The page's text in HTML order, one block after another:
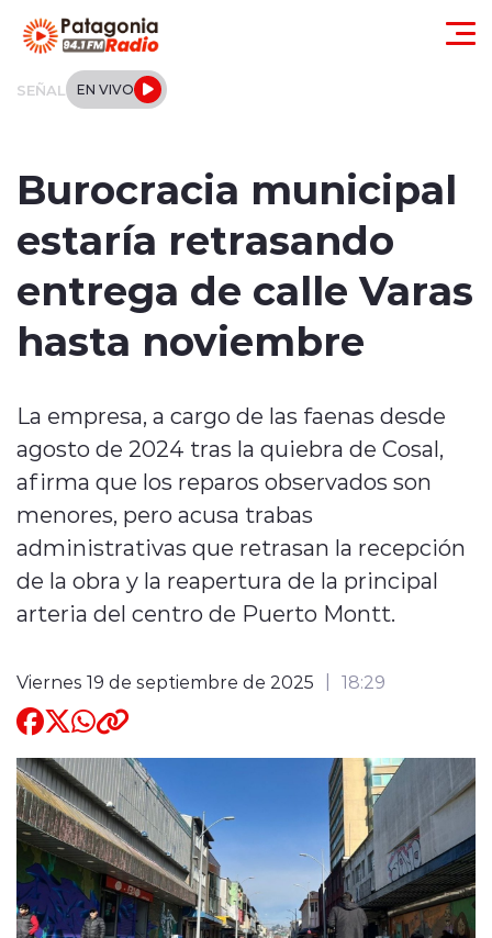
SEÑAL EN VIVO
Tendencias
Deportes
Entrevistas
Quienes Somos
Burocracia municipal
estaría retrasando
entrega de calle Varas
hasta noviembre
La empresa, a cargo de las faenas desde
agosto de 2024 tras la quiebra de Cosal,
afirma que los reparos observados son
menores, pero acusa trabas
administrativas que retrasan la recepción
de la obra y la reapertura de la principal
arteria del centro de Puerto Montt.
Viernes 19 de septiembre de 2025 18:29